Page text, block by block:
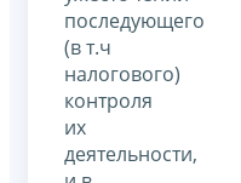
последующего
(в т.ч
налогового)
контроля
их
деятельности,